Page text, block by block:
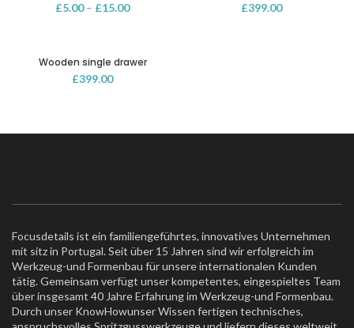
£5.00– £15.00
£399.00
Wooden single drawer
£399.00
Focusdetails ist ein familiengeführtes, innovatives Unternehmen
mit sitz in Portugal. Seit über 15 Jahren sind wir erfolgreich im
Werkzeug-und Formenbau für unsere internationalen Kunden
tätig. Gemeinsam verfügt unser kompetentes, eingespieltes Team
über insgesamt 40 Jahre Erfahrung im Werkzeug-und Formenbau.
Durch unser KnowHowunser Wissen fertigen technisches,